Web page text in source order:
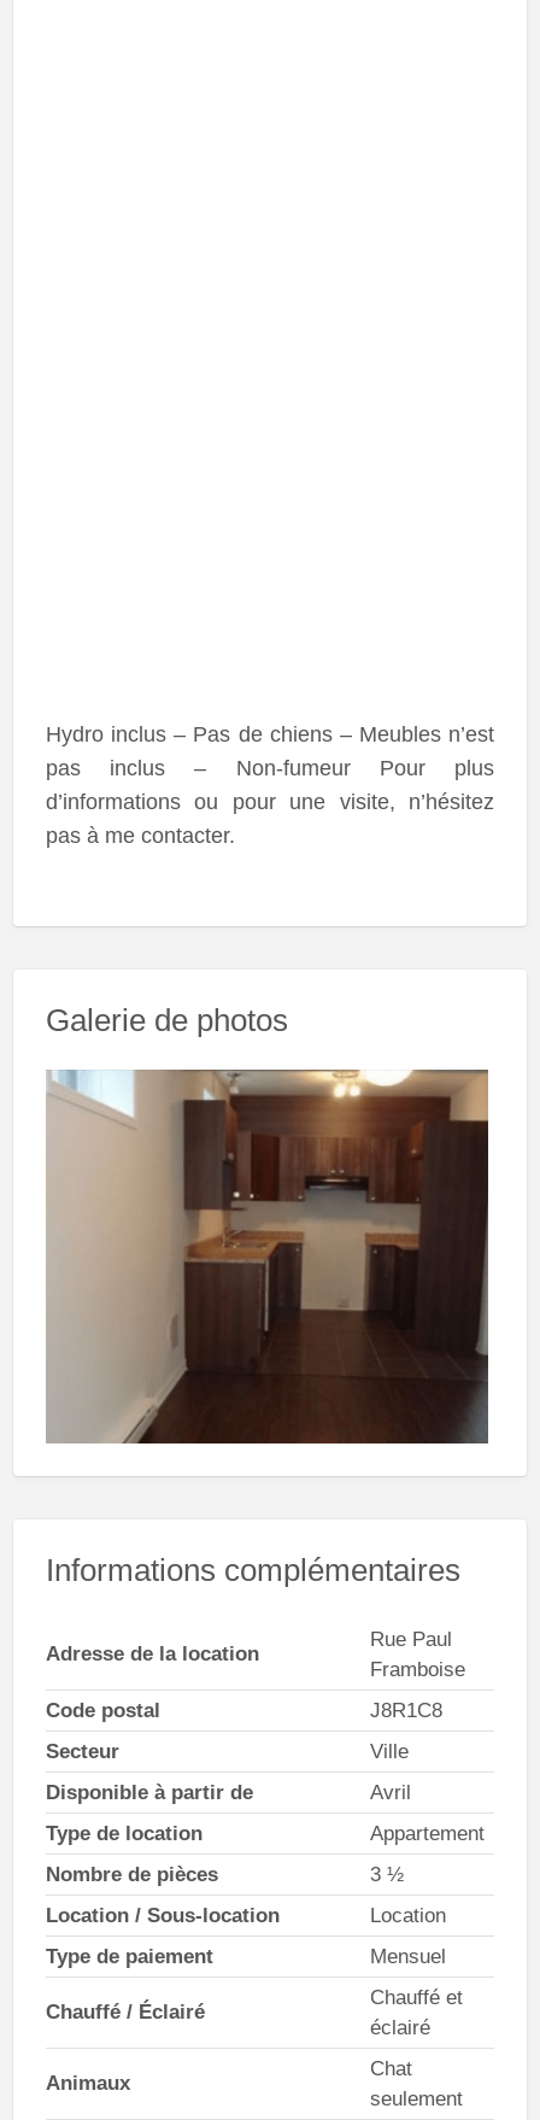
Hydro inclus – Pas de chiens – Meubles n’est
pas inclus – Non-fumeur Pour plus
d’informations ou pour une visite, n’hésitez
pas à me contacter.
Galerie de photos
Informations complémentaires
Adresse de la location
Rue Paul
Framboise
Code postal
J8R1C8
Secteur
Ville
Disponible à partir de
Avril
Type de location
Appartement
Nombre de pièces
3 ½
Location / Sous-location
Location
Type de paiement
Mensuel
Chauffé / Éclairé
Chauffé et
éclairé
Animaux
Chat
seulement